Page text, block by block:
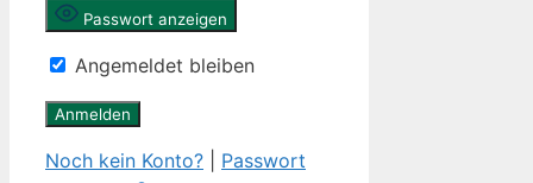
Passwort anzeigen
Angemeldet bleiben
Noch kein Konto?
Passwort